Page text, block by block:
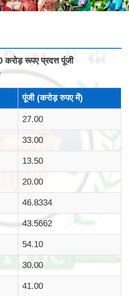
रूपए प्रदत्त पूंजी
पूंजी (करोड़ रुपए में)
27.00
33.00
13.50
20.00
46.8334
43.5662
54.10
30.00
41.00